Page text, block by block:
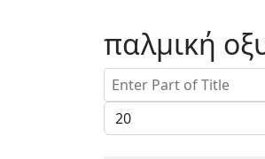
παλμική
Enter Part of Title
Display #